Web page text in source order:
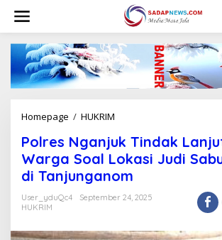
w
Homepage / HUKRIM
l
r
e
s
N
n
Polres Nganjuk Tindak
Warga Soal Lokasi Judi
di Tanjunganom
User_yduQc4
September 24, 2025
HUKRIM